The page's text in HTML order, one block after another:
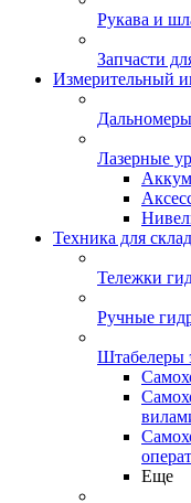
Рукава и
Запчасти
Измерительный
Дальномеры
Лазерные
Техника для
Тележки
Ручные
Штабелеры
Еще